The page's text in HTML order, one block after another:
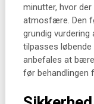
minutter, hvor
atmosfære. Den
grundig vurdering
tilpasses
anbefales at
før behandlingen